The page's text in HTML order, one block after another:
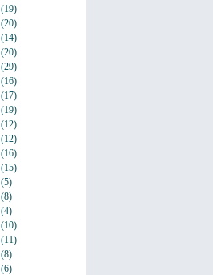
(19)
(20)
(14)
(20)
(29)
(16)
(17)
(19)
(12)
(12)
(16)
(15)
(5)
(8)
(4)
(10)
(11)
(8)
(6)